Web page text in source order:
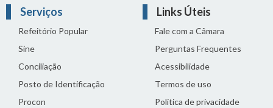
Serviços
Refeitório Popular
Sine
Conciliação
Posto de Identificação
Procon
Links Úteis
Fale com a Câmara
Perguntas Frequentes
Acessibilidade
Termos de uso
Política de privacidade